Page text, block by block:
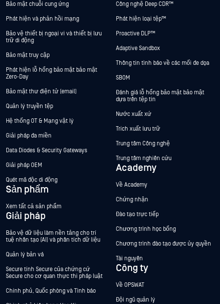
Bảo mật chuỗi cung ứng
Phát hiện và phản hồi mạng
Bảo vệ thiết bị ngoại vi và thiết bị lưu
trữ di động
Bảo mật truy cập
Phát hiện lỗ hổng bảo mật bảo mật
Zero-Day
Bảo mật thư điện tử (email)
Quản lý truyền tệp
Hệ thống OT & Mạng vật lý
Giải pháp đa miền
Data Diodes & Security Gateways
Giải pháp OEM
Quét mã độc di động
Sản phẩm
Xem tất cả sản phẩm
Giải pháp
Bảo vệ dữ liệu làm nền tảng cho trí
tuệ nhân tạo (AI) và phân tích dữ liệu
Quản lý bản vá
Secure tính Secure của chứng cứ
Secure cho cơ quan thực thi pháp luật
Chính phủ, Quốc phòng và Tình báo
Công nghệ Deep CDR™
Phát hiện loại tệp™
Proactive DLP™
Adaptive Sandbox
Thông tin tình báo về các mối đe dọa
SBOM
Đánh giá lỗ hổng bảo mật bảo mật
dựa trên tệp tin
Nước xuất xứ
Trích xuất lưu trữ
Trung tâm Công nghệ
Trung tâm nghiên cứu
Academy
Về Academy
Chứng nhận
Đào tạo trực tiếp
Chương trình học bổng
Chương trình đào tạo được ủy quyền
Tài nguyên
Công ty
Về OPSWAT
Đội ngũ quản lý